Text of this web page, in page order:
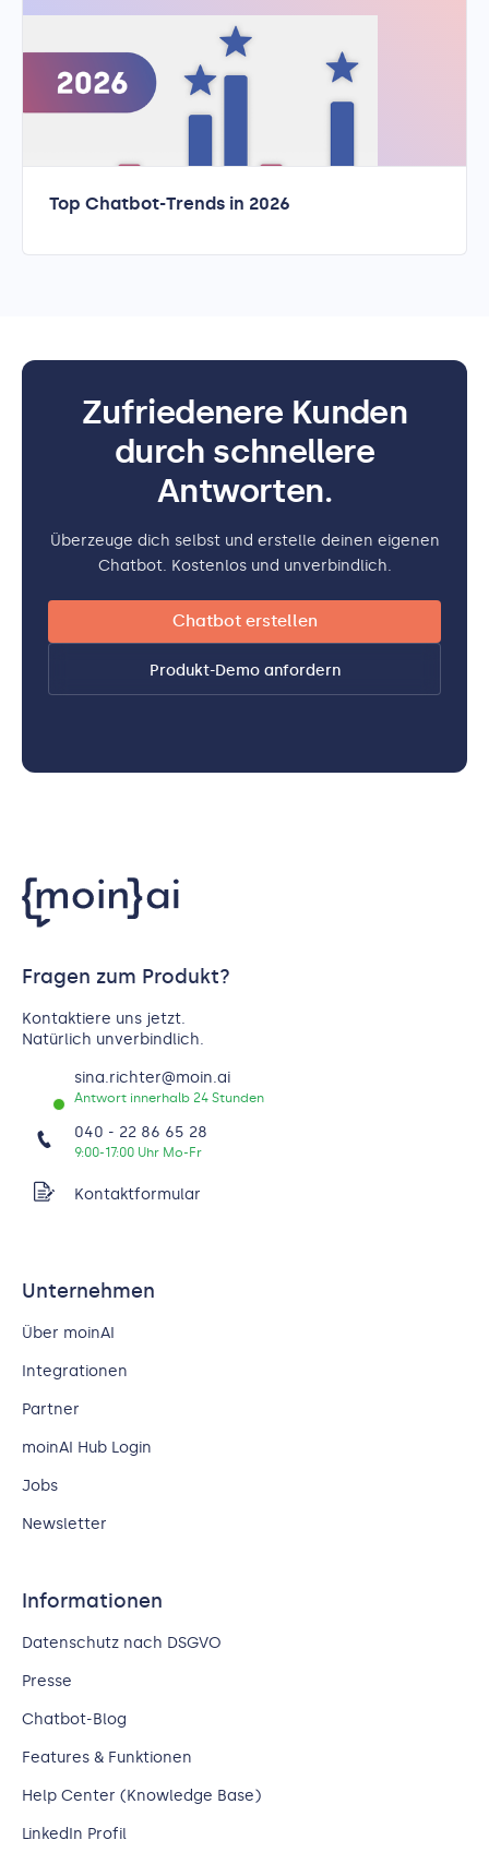
Top Chatbot-Trends in 2026
Zufriedenere Kunden
durch schnellere
Antworten.
Überzeuge dich selbst und erstelle deinen eigenen
Chatbot. Kostenlos und unverbindlich.
Chatbot erstellen
Produkt-Demo anfordern
Fragen zum Produkt?
Kontaktiere uns jetzt.
Natürlich unverbindlich.
sina.richter@moin.ai
Antwort innerhalb 24 Stunden
040 - 22 86 65 28
9:00-17:00 Uhr Mo-Fr
Kontaktformular
Unternehmen
Über moinAI
Integrationen
Partner
moinAI Hub Login
Jobs
Newsletter
Informationen
Datenschutz nach DSGVO
Presse
Chatbot-Blog
Features & Funktionen
Help Center (Knowledge Base)
LinkedIn Profil